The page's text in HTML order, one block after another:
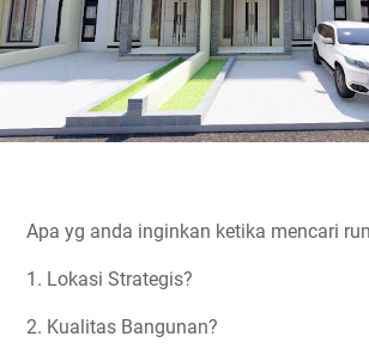
Apa yg anda inginkan ketika mencari
1. Lokasi Strategis?
2. Kualitas Bangunan?